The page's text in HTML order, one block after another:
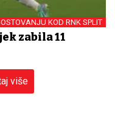
KOD RNK SPLIT
zabila 11
više